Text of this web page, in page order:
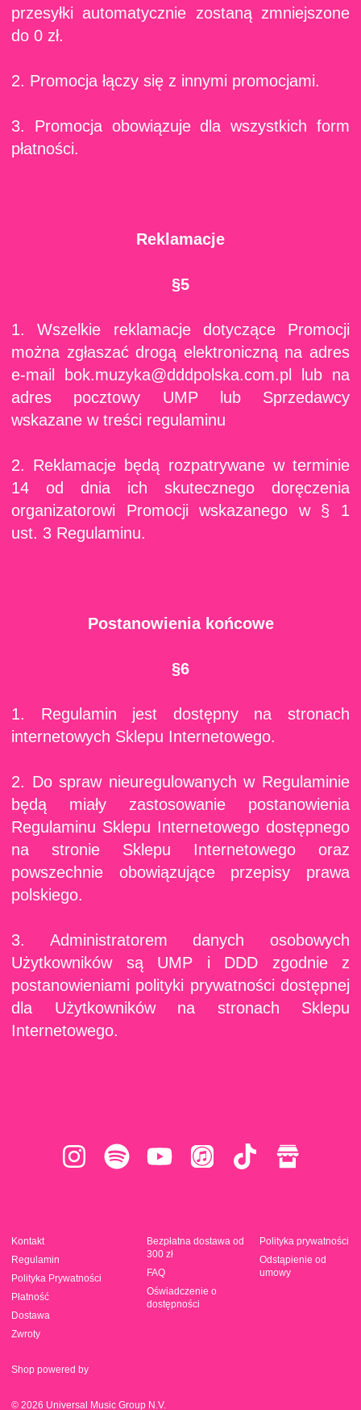
przesyłki automatycznie zostaną zmniejszone
do 0 zł.
2. Promocja łączy się z innymi promocjami.
3. Promocja obowiązuje dla wszystkich form
płatności.
Reklamacje
§5
1. Wszelkie reklamacje dotyczące Promocji
można zgłaszać drogą elektroniczną na adres
e-mail bok.muzyka@dddpolska.com.pl lub na
adres pocztowy UMP lub Sprzedawcy
wskazane w treści regulaminu
2. Reklamacje będą rozpatrywane w terminie
14 od dnia ich skutecznego doręczenia
organizatorowi Promocji wskazanego w § 1
ust. 3 Regulaminu.
Postanowienia końcowe
§6
1. Regulamin jest dostępny na stronach
internetowych Sklepu Internetowego.
2. Do spraw nieuregulowanych w Regulaminie
będą miały zastosowanie postanowienia
Regulaminu Sklepu Internetowego dostępnego
na stronie Sklepu Internetowego oraz
powszechnie obowiązujące przepisy prawa
polskiego.
3. Administratorem danych osobowych
Użytkowników są UMP i DDD zgodnie z
postanowieniami polityki prywatności dostępnej
dla Użytkowników na stronach Sklepu
Internetowego.
Kontakt
Regulamin
Polityka Prywatności
Płatność
Dostawa
Zwroty
Bezpłatna dostawa od
300 zł
FAQ
Oświadczenie o
dostępności
Polityka prywatności
Odstąpienie od
umowy
© 2026 Universal Music Group N.V.
Shop powered by